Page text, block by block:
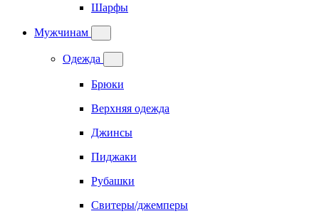
Шарфы
Мужчинам
Одежда
Брюки
Верхняя одежда
Джинсы
Пиджаки
Рубашки
Свитеры/джемперы